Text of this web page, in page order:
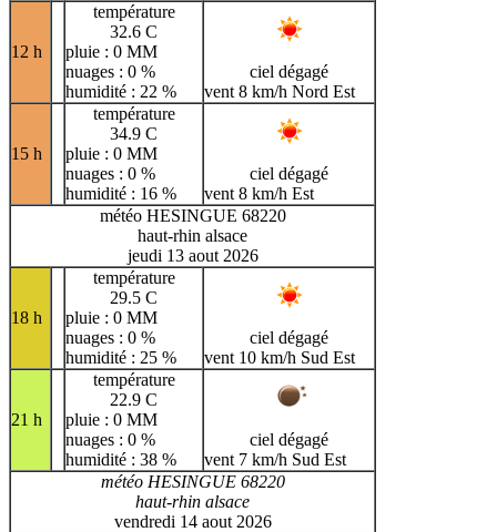
12 h
température
32.6 C
pluie : 0 MM
nuages : 0 %
humidité : 22 %
ciel dégagé
vent 8 km/h Nord Est
15 h
température
34.9 C
pluie : 0 MM
nuages : 0 %
humidité : 16 %
ciel dégagé
vent 8 km/h Est
météo HESINGUE 68220
haut-rhin alsace
jeudi 13 aout 2026
18 h
température
29.5 C
pluie : 0 MM
nuages : 0 %
humidité : 25 %
ciel dégagé
vent 10 km/h Sud Est
21 h
température
22.9 C
pluie : 0 MM
nuages : 0 %
humidité : 38 %
ciel dégagé
vent 7 km/h Sud Est
météo HESINGUE 68220
haut-rhin alsace
vendredi 14 aout 2026